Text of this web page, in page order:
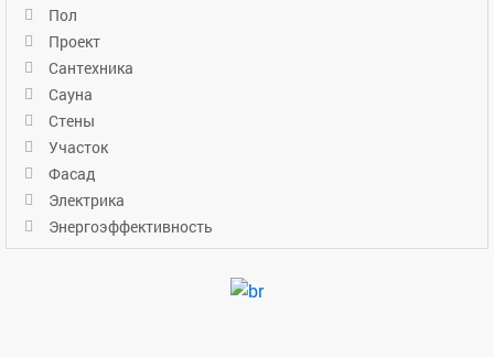
Пол
Проект
Сантехника
Сауна
Стены
Участок
Фасад
Электрика
Энергоэффективность